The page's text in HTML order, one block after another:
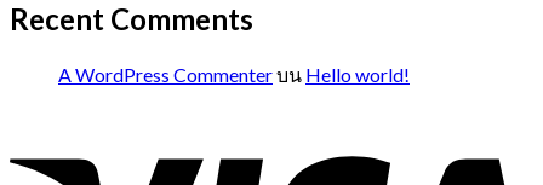
Recent Comments
A WordPress Commenterบน Hello world!